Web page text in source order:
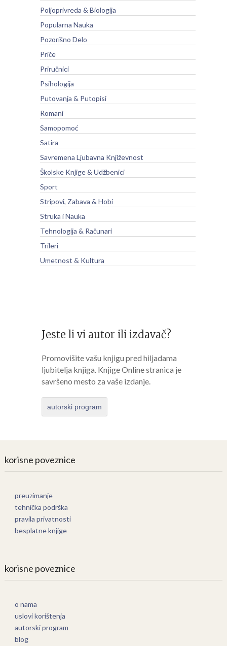
Poljoprivreda & Biologija
Popularna Nauka
Pozorišno Delo
Priče
Priručnici
Psihologija
Putovanja & Putopisi
Romani
Samopomoć
Satira
Savremena Ljubavna Književnost
Školske Knjige & Udžbenici
Sport
Stripovi, Zabava & Hobi
Struka i Nauka
Tehnologija & Računari
Trileri
Umetnost & Kultura
Jeste li vi autor ili izdavač?
Promovišite vašu knjigu pred hiljadama
ljubitelja knjiga. Knjige Online stranica je
savršeno mesto za vaše izdanje.
autorski program
korisne poveznice
preuzimanje
tehnička podrška
pravila privatnosti
besplatne knjige
korisne poveznice
o nama
uslovi korištenja
autorski program
blog